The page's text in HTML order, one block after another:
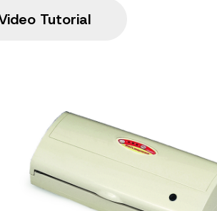
Tutorial